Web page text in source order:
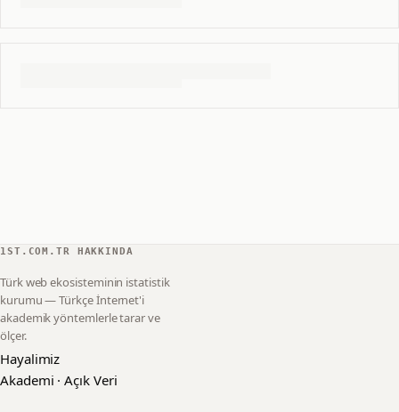
1ST.COM.TR HAKKINDA
Türk web ekosisteminin istatistik
kurumu — Türkçe İnternet'i
akademik yöntemlerle tarar ve
ölçer.
Hayalimiz
Akademi · Açık Veri